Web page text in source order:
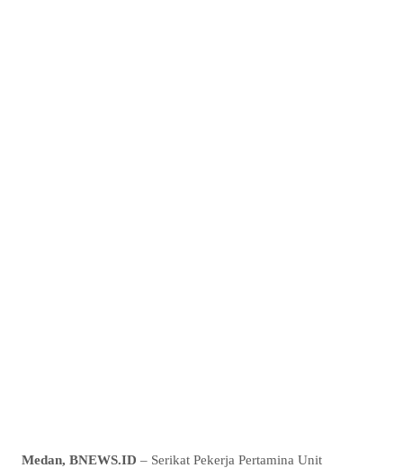
Medan, BNEWS.ID – Serikat Pekerja Pertamina Unit